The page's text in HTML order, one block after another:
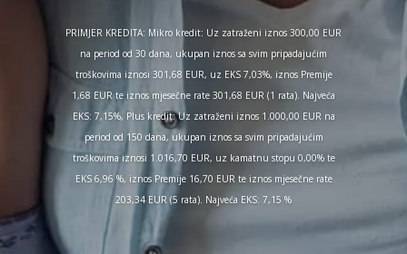
PRIMJER KREDITA: Mikro kredit: Uz zatraženi iznos 300,00 EUR
na period od 30 dana, ukupan iznos sa svim pripadajućim
troškovima iznosi 301,68 EUR, uz EKS 7,03%, iznos Premije
1,68 EUR te iznos mjesečne rate 301,68 EUR (1 rata). Najveća
EKS: 7,15%, Plus kredit: Uz zatraženi iznos 1.000,00 EUR na
period od 150 dana, ukupan iznos sa svim pripadajućim
troškovima iznosi 1.016,70 EUR, uz kamatnu stopu 0,00% te
EKS 6,96 %, iznos Premije 16,70 EUR te iznos mjesečne rate
203,34 EUR (5 rata). Najveća EKS: 7,15 %